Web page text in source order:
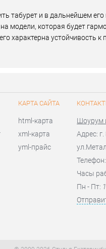
табурет и в дальнейшем
модели, которая будет
характерна устойчивость
КАРТА САЙТА
html-карта
xml-карта
yml-прайс
Шоурум
Адрес: г.
Часы
Пн - Пт: